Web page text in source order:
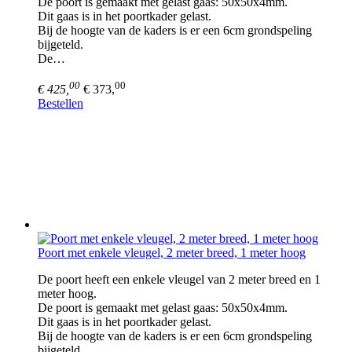
Dit gaas is in het poortkader gelast.
Bij de hoogte van de kaders is er een 6cm grondspeling
bijgeteld.
De…
€ 425, 00 € 373,00
Bestellen
Poort met enkele vleugel, 2 meter breed, 1 meter hoog
De poort heeft een enkele vleugel van 2 meter breed en 1
meter hoog.
De poort is gemaakt met gelast gaas: 50x50x4mm.
Dit gaas is in het poortkader gelast.
Bij de hoogte van de kaders is er een 6cm grondspeling